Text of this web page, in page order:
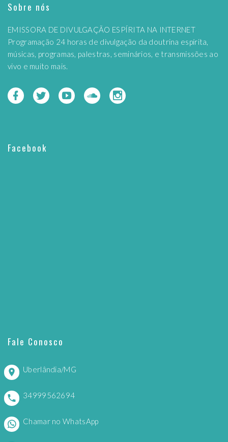
Sobre nós
EMISSORA DE DIVULGAÇÃO ESPÍRITA NA INTERNET
Programação 24 horas de divulgação da doutrina espírita,
músicas, programas, palestras, seminários, e transmissões ao
vivo e muito mais.
Facebook
Fale Conosco
Uberlândia/MG
34999562694
Chamar no WhatsApp